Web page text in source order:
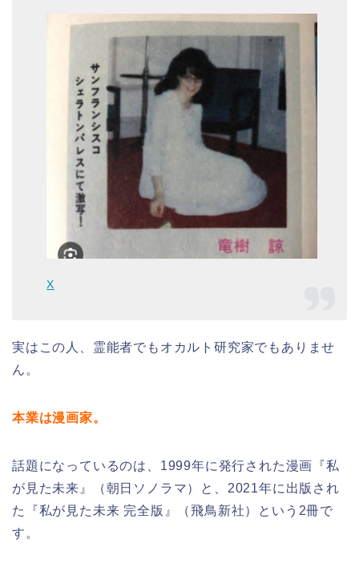
X
実はこの人、霊能者でもオカルト研究家でもありませ
ん。
本業は漫画家。
話題になっているのは、1999年に発行された漫画『私
が見た未来』（朝日ソノラマ）と、2021年に出版され
た『私が見た未来 完全版』（飛鳥新社）という2冊で
す。